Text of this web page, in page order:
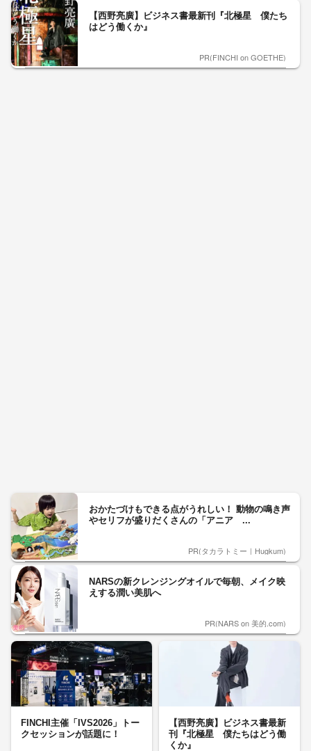
【西野亮廣】ビジネス書最新刊『北極星 僕たち
はどう働くか』
PR(FINCHI on GOETHE)
おかたづけもできる点がうれしい！ 動物の鳴き声
やセリフが盛りだくさんの「アニア ...
PR(タカラトミー｜Hugkum)
NARSの新クレンジングオイルで毎朝、メイク映
えする潤い美肌へ
PR(NARS on 美的.com)
FINCHI主催「IVS2026」トー
クセッションが話題に！
【西野亮廣】ビジネス書最新
刊『北極星 僕たちはどう働
くか』